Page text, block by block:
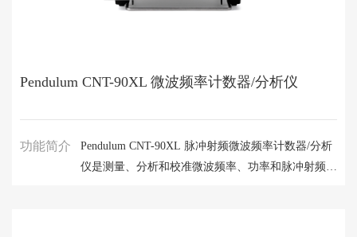
Pendulum CNT-90XL 微波频率计数器/分析仪
功能简介
Pendulum CNT-90XL 脉冲射频微波频率计数器/分析
仪是测量、分析和校准微波频率、功率和脉冲射频时